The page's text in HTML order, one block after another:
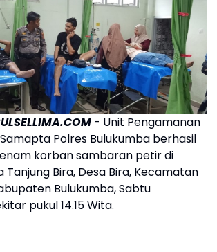
- Unit Pengamanan
Polres Bulukumba berhasil
korban sambaran petir di
Tanjung Bira, Desa Bira, Kecamatan
Bulukumba, Sabtu
pukul 14.15 Wita.